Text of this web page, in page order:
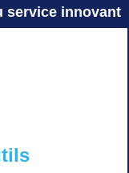
service innovant